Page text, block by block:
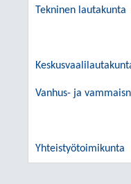
Tekninen lautakunta
Vanhus- ja
Yhteistyötoimikunta